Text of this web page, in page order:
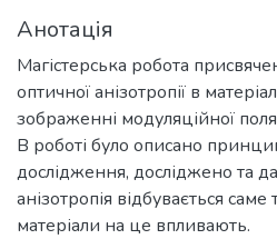
Анотація
Магістерська робота
оптичної анізотропії в
зображенні модуляційної
В роботі було описано
дослідження, досліджено та
анізотропія відбувається
матеріали на це впливають.